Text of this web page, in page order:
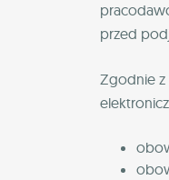
przed
Zgodnie z